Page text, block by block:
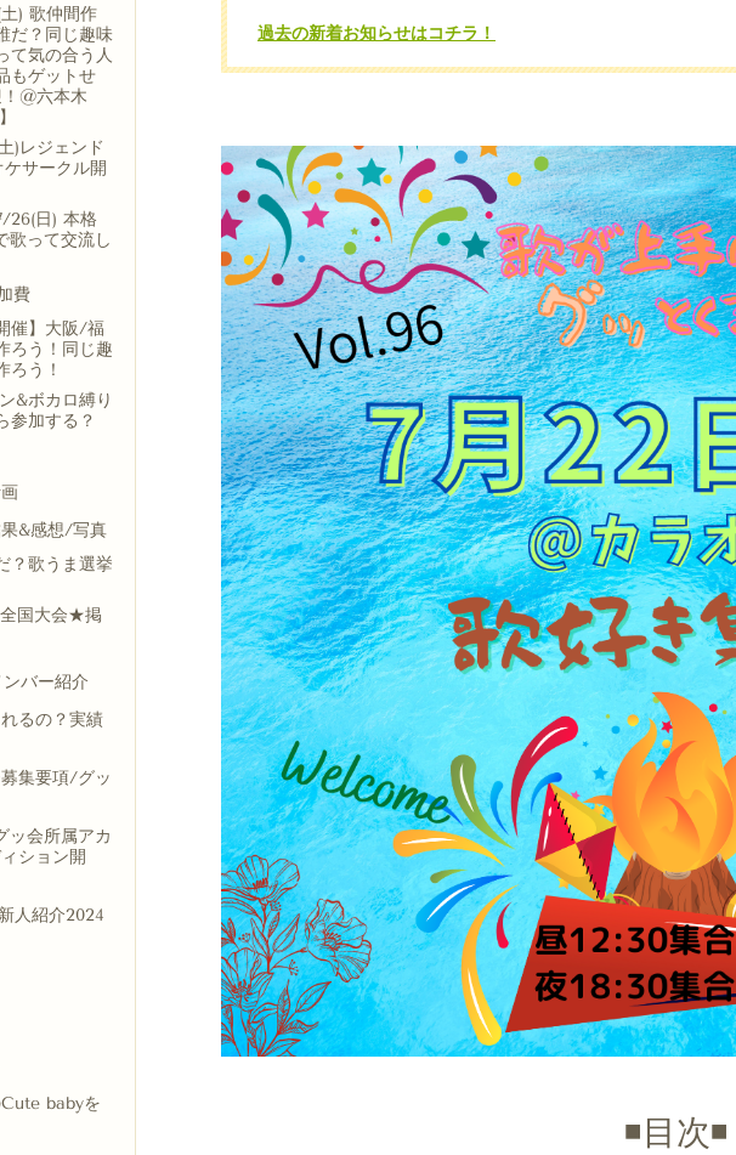
過去の新着お知らせはコチラ！
◾️目次◾️
) 歌仲間作
だ？同じ趣味
て気の合う人
もゲットせ
@六本木
)レジェンド
サークル開
26(日) 本格
歌って交流し
費
催】大阪/福
ろう！同じ趣
ろう！
&ボカロ縛り
参加する？
果&感想/写真
？歌うま選挙
国大会★掲
バー紹介
るの？実績
集要項/グッ
ッ会所属アカ
ション開
人紹介2024
Cute babyを